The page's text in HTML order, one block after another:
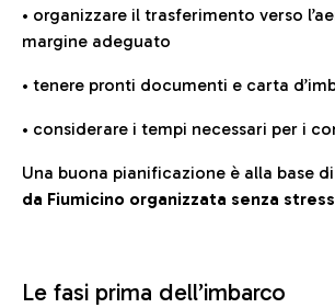
• organizzare il trasferimento verso
margine adeguato
• tenere pronti documenti e carta
• considerare i tempi necessari per i
Una buona pianificazione è alla base
da Fiumicino organizzata senza
Le fasi prima dell’imbarco